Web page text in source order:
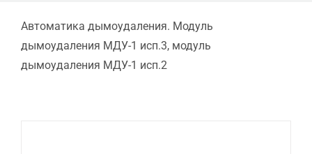
Автоматика дымоудаления. Модуль
дымоудаления МДУ-1 исп.3, модуль
дымоудаления МДУ-1 исп.2